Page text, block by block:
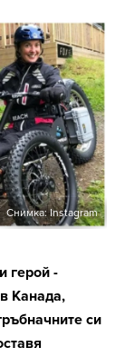
Снимка: Instagram
герой -
Канада,
си